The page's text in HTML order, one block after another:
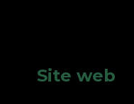
Site web